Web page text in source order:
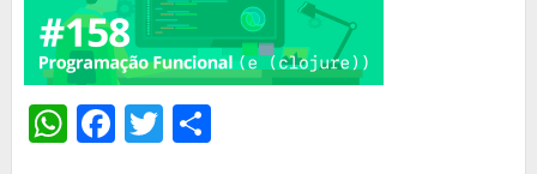
WhatsApp
Facebook
Twitter